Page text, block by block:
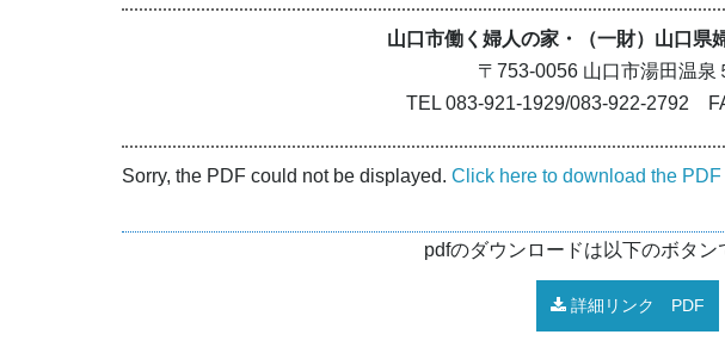
山口市働く婦人の家・（一財）山口県
〒753-0056 山口市湯田温泉
TEL 083-921-1929/083-922-2792
Sorry, the PDF could not be displayed. Click here to download the PDF
pdfのダウンロードは以下のボタン
詳細リンク PDF